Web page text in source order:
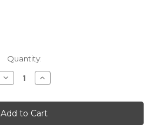
Quantity:
Decrease
Quantity
MISERICORDIOSOS
COMO
EL
PADRE.
Increase
Quantity
MISERICORDIOSOS
COMO
EL
PADRE.